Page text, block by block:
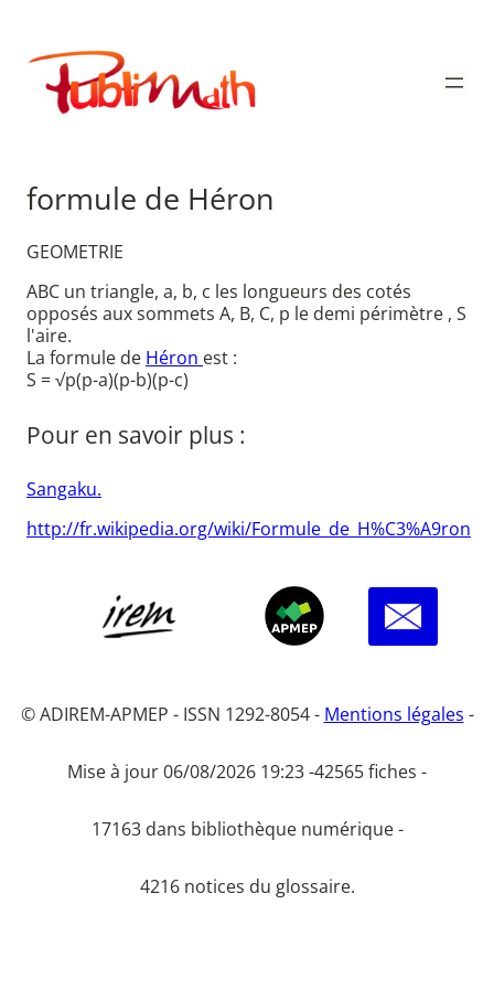
contenu
Publimath
formule de Héron
GEOMETRIE
ABC un triangle, a, b, c les longueurs des cotés
opposés aux sommets A, B, C, p le demi périmètre , S
l'aire.
La formule de Héron est :
S = √p(p-a)(p-b)(p-c)
Pour en savoir plus :
Sangaku.
http://fr.wikipedia.org/wiki/Formule_de_H%C3%A9ron
© ADIREM-APMEP - ISSN 1292-8054 - Mentions légales -
Mise à jour 06/08/2026 19:23 -42565 fiches -
17163 dans bibliothèque numérique -
4216 notices du glossaire.